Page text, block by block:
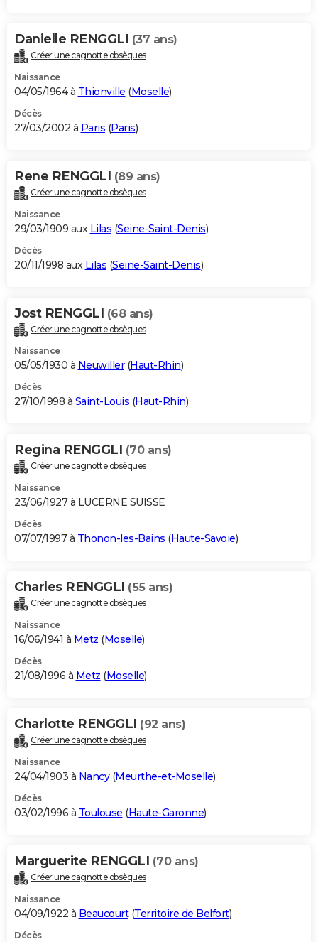
Danielle RENGGLI (37 ans)
Créer une cagnotte obsèques
Naissance
04/05/1964 à Thionville (Moselle)
Décès
27/03/2002 à Paris (Paris)
Rene RENGGLI (89 ans)
Créer une cagnotte obsèques
Naissance
29/03/1909 aux Lilas (Seine-Saint-Denis)
Décès
20/11/1998 aux Lilas (Seine-Saint-Denis)
Jost RENGGLI (68 ans)
Créer une cagnotte obsèques
Naissance
05/05/1930 à Neuwiller(Haut-Rhin)
Décès
27/10/1998 à Saint-Louis (Haut-Rhin)
Regina RENGGLI (70 ans)
Créer une cagnotte obsèques
Naissance
23/06/1927 à LUCERNE SUISSE
Décès
07/07/1997 à Thonon-les-Bains (Haute-Savoie)
Charles RENGGLI (55 ans)
Créer une cagnotte obsèques
Naissance
16/06/1941 à Metz (Moselle)
Décès
21/08/1996 à Metz (Moselle)
Charlotte RENGGLI (92 ans)
Créer une cagnotte obsèques
Naissance
24/04/1903 à Nancy(Meurthe-et-Moselle)
Décès
03/02/1996 à Toulouse (Haute-Garonne)
Marguerite RENGGLI (70 ans)
Créer une cagnotte obsèques
Naissance
04/09/1922 à Beaucourt(Territoire de Belfort)
Décès